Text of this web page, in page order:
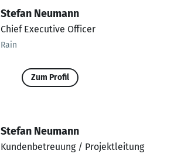
Stefan Neumann
Chief Executive Officer
Rain
Zum Profil
Stefan Neumann
Kundenbetreuung / Projektleitung